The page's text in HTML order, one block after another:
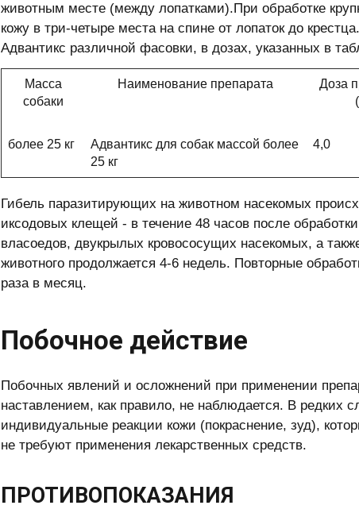
животным месте (между лопатками).При обработке
кожу в три-четыре места на спине от лопаток до
Адвантикс различной фасовки, в дозах, указанных в
Масса
собаки
Наименование препарата
Доза
более 25 кг
Адвантикс для собак массой более
25 кг
4,0
Гибель паразитирующих на животном насекомых
иксодовых клещей - в течение 48 часов после
власоедов, двукрылых кровососущих насекомых, а
животного продолжается 4-6 недель. Повторные
раза в месяц.
Побочное действие
Побочных явлений и осложнений при применении
наставлением, как правило, не наблюдается. В редких
индивидуальные реакции кожи (покраснение, зуд),
не требуют применения лекарственных средств.
ПРОТИВОПОКАЗАНИЯ